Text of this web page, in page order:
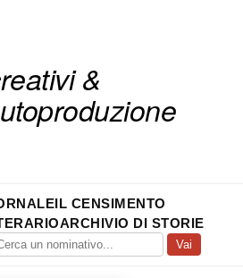
&
IL CENSIMENTO
ARCHIVIO DI STORIE
Vai